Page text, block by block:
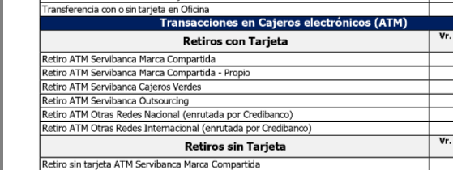
Transferencia con o sin tarjeta en Oficina
Transacciones en Cajeros electrónicos (ATM)
Retiros con Tarjeta Vr.
Retiro ATM Servibanca Marca Compartida
Retiro ATM Servibanca Marca Compartida - Propio
Retiro ATM Servibanca Cajeros Verdes
Retiro ATM Servibanca Outsourcing
Retiro ATM Otras Redes Nacional (enrutada por Credibanco)
Retiro ATM Otras Redes Internacional (enrutada por Credibanco)
Retiros sin Tarjeta Vr.
Retiro sin tarjeta ATM Servibanca Marca Compartida